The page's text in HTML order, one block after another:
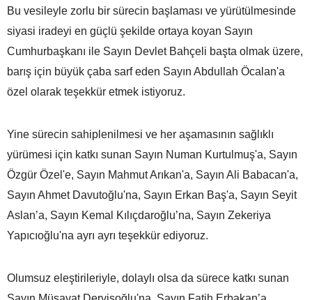
Bu vesileyle zorlu bir sürecin başlaması ve yürütülmesinde
siyasi iradeyi en güçlü şekilde ortaya koyan Sayın
Cumhurbaşkanı ile Sayın Devlet Bahçeli başta olmak üzere,
barış için büyük çaba sarf eden Sayın Abdullah Öcalan'a
özel olarak teşekkür etmek istiyoruz.
Yine sürecin sahiplenilmesi ve her aşamasının sağlıklı
yürümesi için katkı sunan Sayın Numan Kurtulmuş'a, Sayın
Özgür Özel'e, Sayın Mahmut Arıkan'a, Sayın Ali Babacan'a,
Sayın Ahmet Davutoğlu'na, Sayın Erkan Baş'a, Sayın Seyit
Aslan’a, Sayın Kemal Kılıçdaroğlu’na, Sayın Zekeriya
Yapıcıoğlu'na ayrı ayrı teşekkür ediyoruz.
Olumsuz eleştirileriyle, dolaylı olsa da sürece katkı sunan